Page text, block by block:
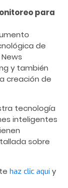
para
de
y también
creación de
tecnología
inteligentes
sobre
haz clic aquíy